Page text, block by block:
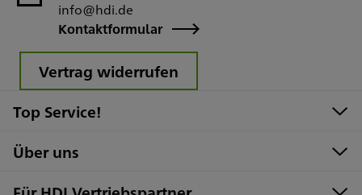
info@hdi.de
Kontaktformular
Vertrag widerrufen
Top Service!
Über uns